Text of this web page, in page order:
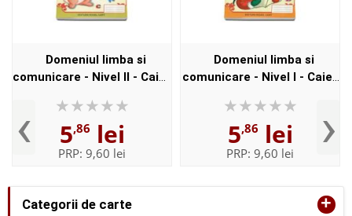
Categorii de carte +
‹
Domeniul limba si
comunicare - Nivel II - Caiet
gradinita - Autori: Cristina
Beldianu, Estera Tinte...
5,86 lei
PRP: 9,60 lei
Domeniul limba si
comunicare - Nivel I - Caiet
gradinita - Autori: Cristina
Beldianu, Estera Tintes...
5,86 lei
PRP: 9,60 lei ›